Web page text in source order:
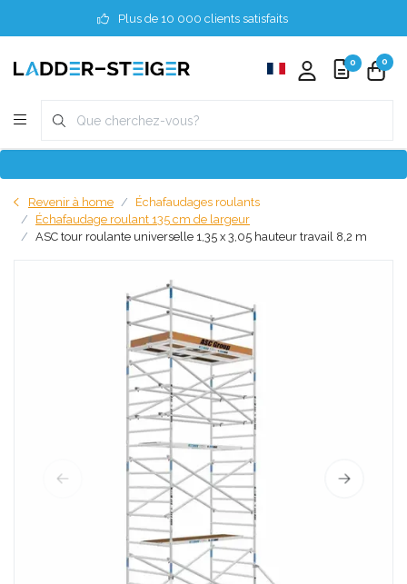
Plus de 10 000 clients satisfaits
0 0
Revenir à home
Échafaudages roulants
Échafaudage roulant 135 cm de largeur
ASC tour roulante universelle 1,35 x 3,05 hauteur travail 8,2 m